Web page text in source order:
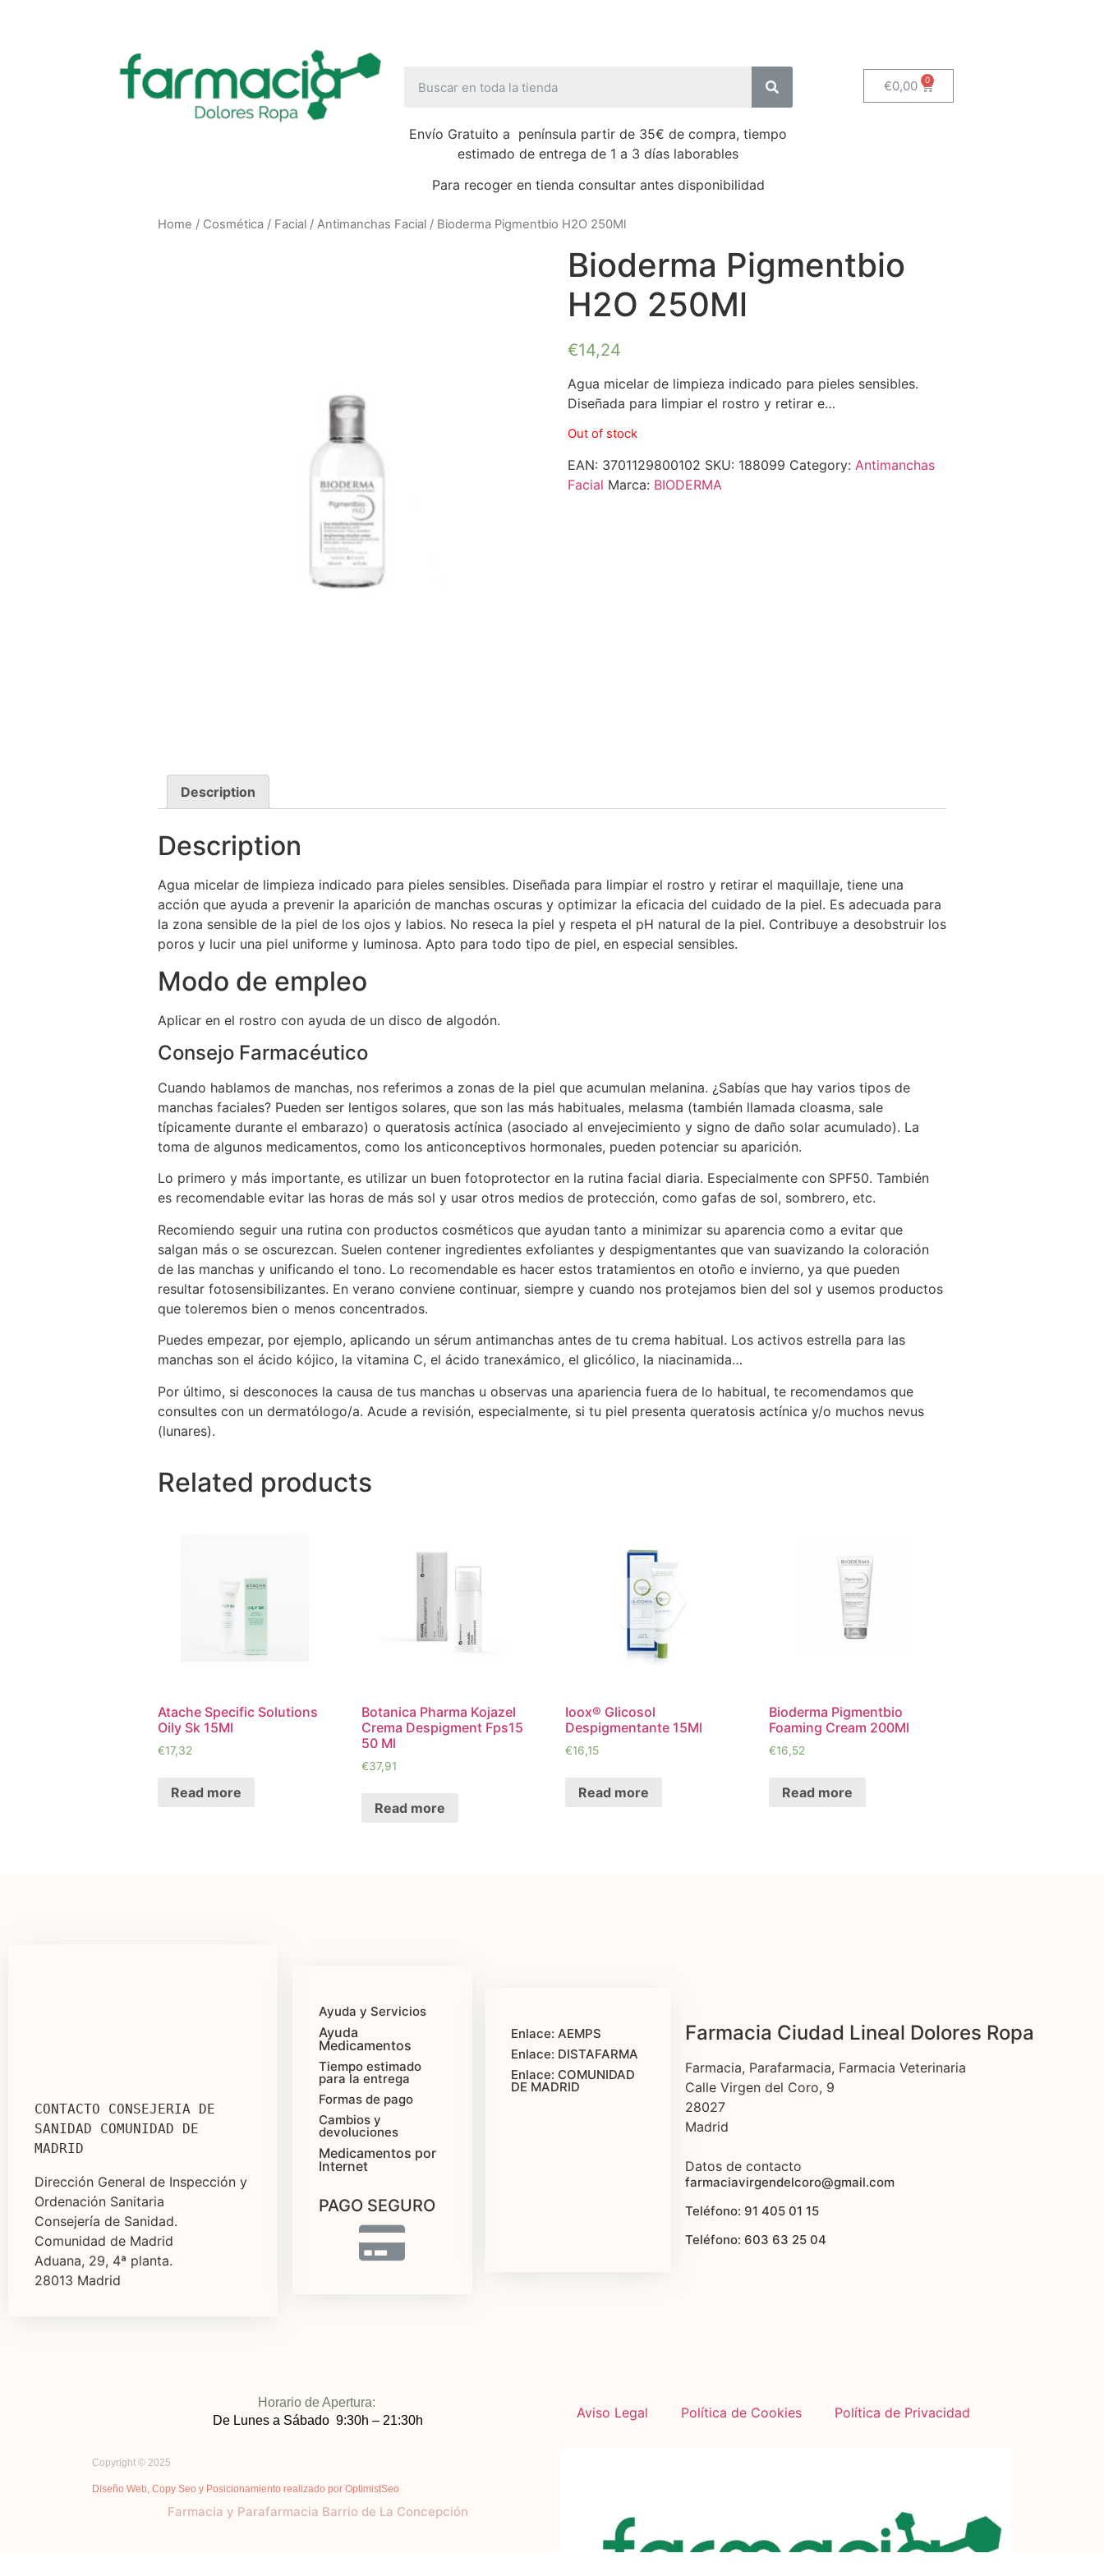
Envío Gratuito a península partir de 35€ de compra, tiempo
estimado de entrega de 1 a 3 días laborables
Para recoger en tienda consultar antes disponibilidad
€0,00
Home / Cosmética / Facial / Antimanchas Facial / Bioderma Pigmentbio H2O 250Ml
Bioderma Pigmentbio
H2O 250Ml
€14,24
Agua micelar de limpieza indicado para pieles sensibles.
Diseñada para limpiar el rostro y retirar e…
Out of stock
EAN: 3701129800102 SKU: 188099 Category: Antimanchas
Facial Marca: BIODERMA
Description
Description
Agua micelar de limpieza indicado para pieles sensibles. Diseñada para limpiar el rostro y retirar el maquillaje, tiene una
acción que ayuda a prevenir la aparición de manchas oscuras y optimizar la eficacia del cuidado de la piel. Es adecuada para
la zona sensible de la piel de los ojos y labios. No reseca la piel y respeta el pH natural de la piel. Contribuye a desobstruir los
poros y lucir una piel uniforme y luminosa. Apto para todo tipo de piel, en especial sensibles.
Modo de empleo
Aplicar en el rostro con ayuda de un disco de algodón.
Consejo Farmacéutico
Cuando hablamos de manchas, nos referimos a zonas de la piel que acumulan melanina. ¿Sabías que hay varios tipos de
manchas faciales? Pueden ser lentigos solares, que son las más habituales, melasma (también llamada cloasma, sale
típicamente durante el embarazo) o queratosis actínica (asociado al envejecimiento y signo de daño solar acumulado). La
toma de algunos medicamentos, como los anticonceptivos hormonales, pueden potenciar su aparición.
Lo primero y más importante, es utilizar un buen fotoprotector en la rutina facial diaria. Especialmente con SPF50. También
es recomendable evitar las horas de más sol y usar otros medios de protección, como gafas de sol, sombrero, etc.
Recomiendo seguir una rutina con productos cosméticos que ayudan tanto a minimizar su aparencia como a evitar que
salgan más o se oscurezcan. Suelen contener ingredientes exfoliantes y despigmentantes que van suavizando la coloración
de las manchas y unificando el tono. Lo recomendable es hacer estos tratamientos en otoño e invierno, ya que pueden
resultar fotosensibilizantes. En verano conviene continuar, siempre y cuando nos protejamos bien del sol y usemos productos
que toleremos bien o menos concentrados.
Puedes empezar, por ejemplo, aplicando un sérum antimanchas antes de tu crema habitual. Los activos estrella para las
manchas son el ácido kójico, la vitamina C, el ácido tranexámico, el glicólico, la niacinamida…
Por último, si desconoces la causa de tus manchas u observas una apariencia fuera de lo habitual, te recomendamos que
consultes con un dermatólogo/a. Acude a revisión, especialmente, si tu piel presenta queratosis actínica y/o muchos nevus
(lunares).
Related products
Atache Specific Solutions
Oily Sk 15Ml
€17,32
Read more
Botanica Pharma Kojazel
Crema Despigment Fps15
50 Ml
€37,91
Read more
Ioox® Glicosol
Despigmentante 15Ml
€16,15
Read more
Bioderma Pigmentbio
Foaming Cream 200Ml
€16,52
Read more
CONTACTO CONSEJERIA DE
SANIDAD COMUNIDAD DE
MADRID
Dirección General de Inspección y
Ordenación Sanitaria
Consejería de Sanidad.
Comunidad de Madrid
Aduana, 29, 4ª planta.
28013 Madrid
Ayuda y Servicios
Ayuda
Medicamentos
Tiempo estimado
para la entrega
Formas de pago
Cambios y
devoluciones
Medicamentos por
Internet
PAGO SEGURO
Enlace: AEMPS
Enlace: DISTAFARMA
Enlace: COMUNIDAD
DE MADRID
Farmacia Ciudad Lineal Dolores Ropa
Farmacia, Parafarmacia, Farmacia Veterinaria
Calle Virgen del Coro, 9
28027
Madrid
Datos de contacto
farmaciavirgendelcoro@gmail.com
Teléfono: 91 405 01 15
Teléfono: 603 63 25 04
Horario de Apertura:
De Lunes a Sábado 9:30h – 21:30h
Copyright © 2025
Diseño Web, Copy Seo y Posicionamiento realizado por OptimistSeo
Farmacia y Parafarmacia Barrio de La Concepción
Aviso Legal Política de Cookies Política de Privacidad